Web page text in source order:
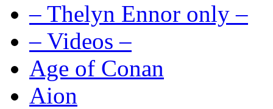
– Thelyn Ennor only –
– Videos –
Age of Conan
Aion